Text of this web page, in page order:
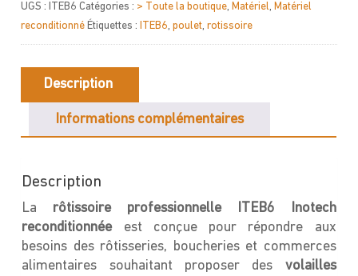
ITEB6
Inotech
UGS :ITEB6 Catégories : > Toute la boutique,Matériel,Matériel
reconditionné Étiquettes :ITEB6,poulet,rotissoire
Description
Informations complémentaires
Description
La rôtissoire professionnelle ITEB6 Inotech
reconditionnéeest conçue pour répondre aux
besoins des rôtisseries, boucheries et commerces
alimentaires souhaitant proposer des volailles